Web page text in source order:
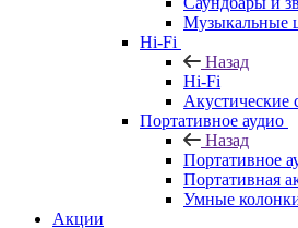
Музыкальные
Hi-Fi
Назад
Hi-Fi
Акустические
Портативное аудио
Назад
Портативное
Портативная
Умные
Акции